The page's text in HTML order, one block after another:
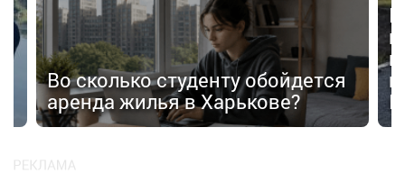
Во сколько студенту обойдется
аренда жилья в Харькове?
В